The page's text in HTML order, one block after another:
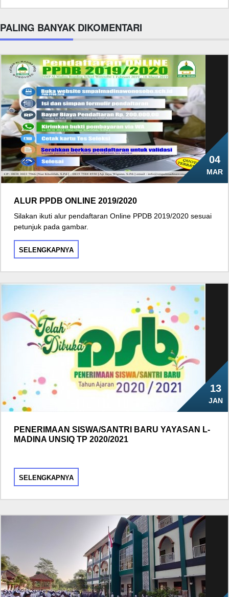
PALING BANYAK DIKOMENTARI
04
MAR
ALUR PPDB ONLINE 2019/2020
Silakan ikuti alur pendaftaran Online PPDB 2019/2020 sesuai
petunjuk pada gambar.
SELENGKAPNYA
13
JAN
PENERIMAAN SISWA/SANTRI BARU YAYASAN L-
MADINA UNSIQ TP 2020/2021
SELENGKAPNYA